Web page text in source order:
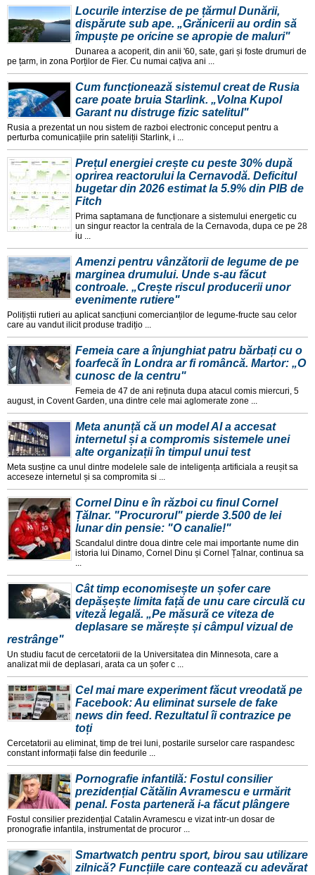
Locurile interzise de pe țărmul Dunării,
dispărute sub ape. „Grănicerii au ordin să
împuște pe oricine se apropie de maluri"
Dunarea a acoperit, din anii '60, sate, gari și foste drumuri de
pe țarm, in zona Porților de Fier. Cu numai cațiva ani ...
Cum funcționează sistemul creat de Rusia
care poate bruia Starlink. „Volna Kupol
Garant nu distruge fizic satelitul"
Rusia a prezentat un nou sistem de razboi electronic conceput pentru a
perturba comunicațiile prin sateliții Starlink, i ...
Prețul energiei crește cu peste 30% după
oprirea reactorului la Cernavodă. Deficitul
bugetar din 2026 estimat la 5.9% din PIB de
Fitch
Prima saptamana de funcționare a sistemului energetic cu
un singur reactor la centrala de la Cernavoda, dupa ce pe 28
iu ...
Amenzi pentru vânzătorii de legume de pe
marginea drumului. Unde s-au făcut
controale. „Crește riscul producerii unor
evenimente rutiere"
Polițiștii rutieri au aplicat sancțiuni comercianților de legume-fructe sau celor
care au vandut ilicit produse tradițio ...
Femeia care a înjunghiat patru bărbați cu o
foarfecă în Londra ar fi româncă. Martor: „O
cunosc de la centru"
Femeia de 47 de ani reținuta dupa atacul comis miercuri, 5
august, in Covent Garden, una dintre cele mai aglomerate zone ...
Meta anunță că un model AI a accesat
internetul și a compromis sistemele unei
alte organizații în timpul unui test
Meta susține ca unul dintre modelele sale de inteligența artificiala a reușit sa
acceseze internetul și sa compromita si ...
Cornel Dinu e în război cu finul Cornel
Țălnar. "Procurorul" pierde 3.500 de lei
lunar din pensie: "O canalie!"
Scandalul dintre doua dintre cele mai importante nume din
istoria lui Dinamo, Cornel Dinu și Cornel Țalnar, continua sa
...
Cât timp economisește un șofer care
depășește limita față de unu care circulă cu
viteză legală. „Pe măsură ce viteza de
deplasare se mărește și câmpul vizual de
restrânge"
Un studiu facut de cercetatorii de la Universitatea din Minnesota, care a
analizat mii de deplasari, arata ca un șofer c ...
Cel mai mare experiment făcut vreodată pe
Facebook: Au eliminat sursele de fake
news din feed. Rezultatul îi contrazice pe
toți
Cercetatorii au eliminat, timp de trei luni, postarile surselor care raspandesc
constant informații false din feedurile ...
Pornografie infantilă: Fostul consilier
prezidențial Cătălin Avramescu e urmărit
penal. Fosta parteneră i-a făcut plângere
Fostul consilier prezidențial Catalin Avramescu e vizat intr-un dosar de
pronografie infantila, instrumentat de procuror ...
Smartwatch pentru sport, birou sau utilizare
zilnică? Funcțiile care contează cu adevărat